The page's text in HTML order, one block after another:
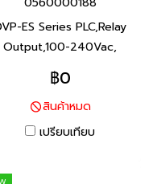
ES Series PLC,Relay
Output,100-240Vac,
P/N: DVP32ES00R2
I/O Points 32,Program
3792 steps, Built-
RS-232 and RS-485 Ports
฿0
สินค้าหมด
เปรียบเทียบ